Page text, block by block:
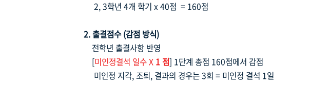
2, 3학년 4개 학기 x 40점 = 160점
2. 출결점수 (감점 방식)
전학년 출결사항 반영
[미인정결석 일수 X 1 점] 1단계 총점 160점에서 감점
미인정 지각, 조퇴, 결과의 경우는 3회 = 미인정 결석 1일